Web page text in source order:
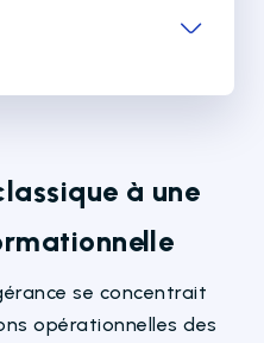
à une
se concentrait
opérationnelles des